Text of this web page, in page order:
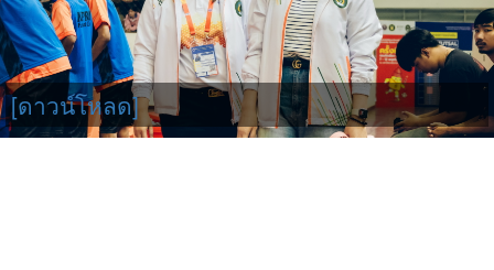
[ดาวน์โหลด]